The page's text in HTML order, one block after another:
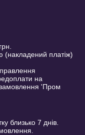
(накладений платіж)
на
'Пром
близько 7 днів.